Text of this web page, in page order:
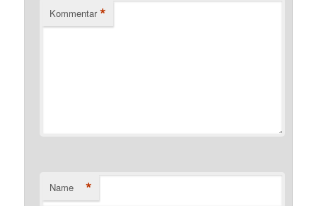
Kommentar *
Name *